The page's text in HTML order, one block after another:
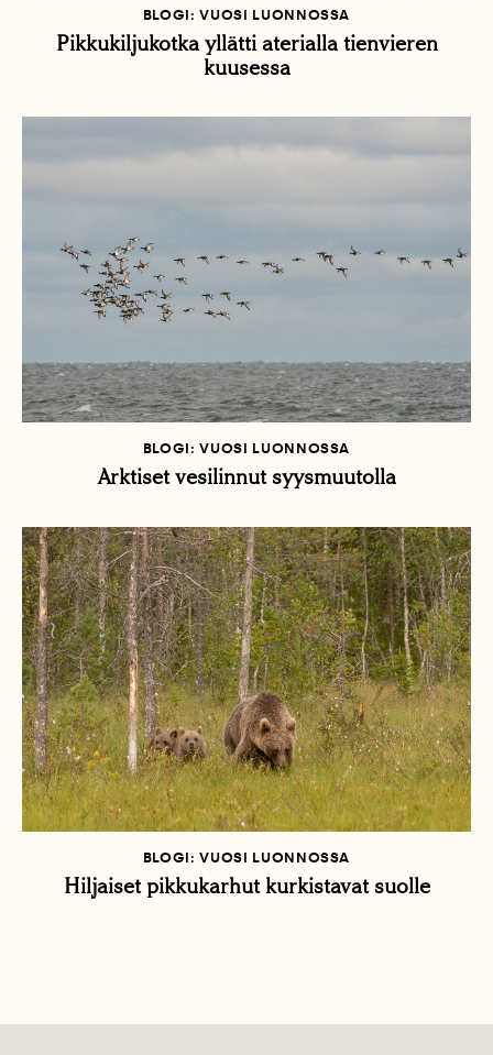
BLOGI: VUOSI LUONNOSSA
Pikkukiljukotka yllätti aterialla tienvieren
kuusessa
BLOGI: VUOSI LUONNOSSA
Arktiset vesilinnut syysmuutolla
BLOGI: VUOSI LUONNOSSA
Hiljaiset pikkukarhut kurkistavat suolle